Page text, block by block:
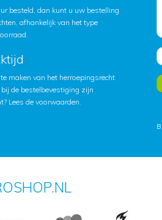
besteld, dan kunt u uw bestelling
afhankelijk van het type
maken van het herroepingsrecht
de bestelbevestiging zijn
Lees de voorwaarden.